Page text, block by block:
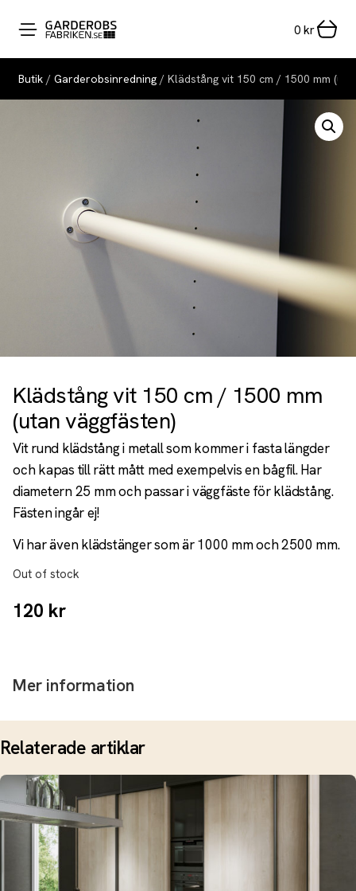
0 kr
Butik / Garderobsinredning / Klädstång vit 150 cm / 1500 mm
Klädstång vit 150 cm / 1500 mm
(utan väggfästen)
Vit rund klädstång i metall som kommer i fasta längder
och kapas till rätt mått med exempelvis en bågfil. Har
diametern 25 mm och passar i väggfäste för klädstång.
Fästen ingår ej!
Vi har även klädstänger som är 1000 mm och 2500 mm.
Out of stock
120 kr
Mer information
Relaterade artiklar